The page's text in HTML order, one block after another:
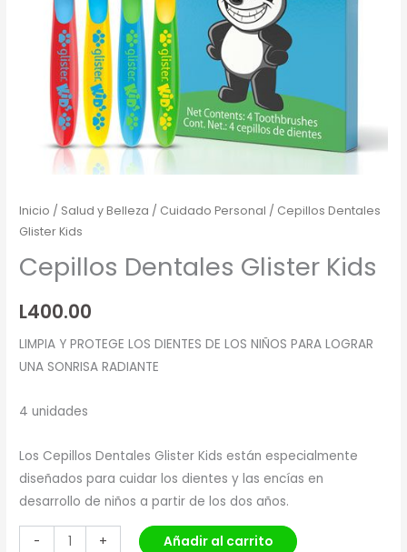
Inicio / Salud y Belleza / Cuidado Personal / Cepillos Dentales
Glister Kids
Cepillos Dentales Glister Kids
L400.00
LIMPIA Y PROTEGE LOS DIENTES DE LOS NIÑOS PARA LOGRAR
UNA SONRISA RADIANTE
4 unidades
Los Cepillos Dentales Glister Kids están especialmente
diseñados para cuidar los dientes y las encías en
desarrollo de niños a partir de los dos años.
- + Añadir al carrito